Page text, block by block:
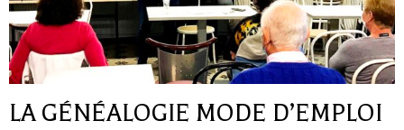
LA GÉNÉALOGIE MODE D’EMPLOI